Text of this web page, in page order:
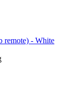
remote) - White